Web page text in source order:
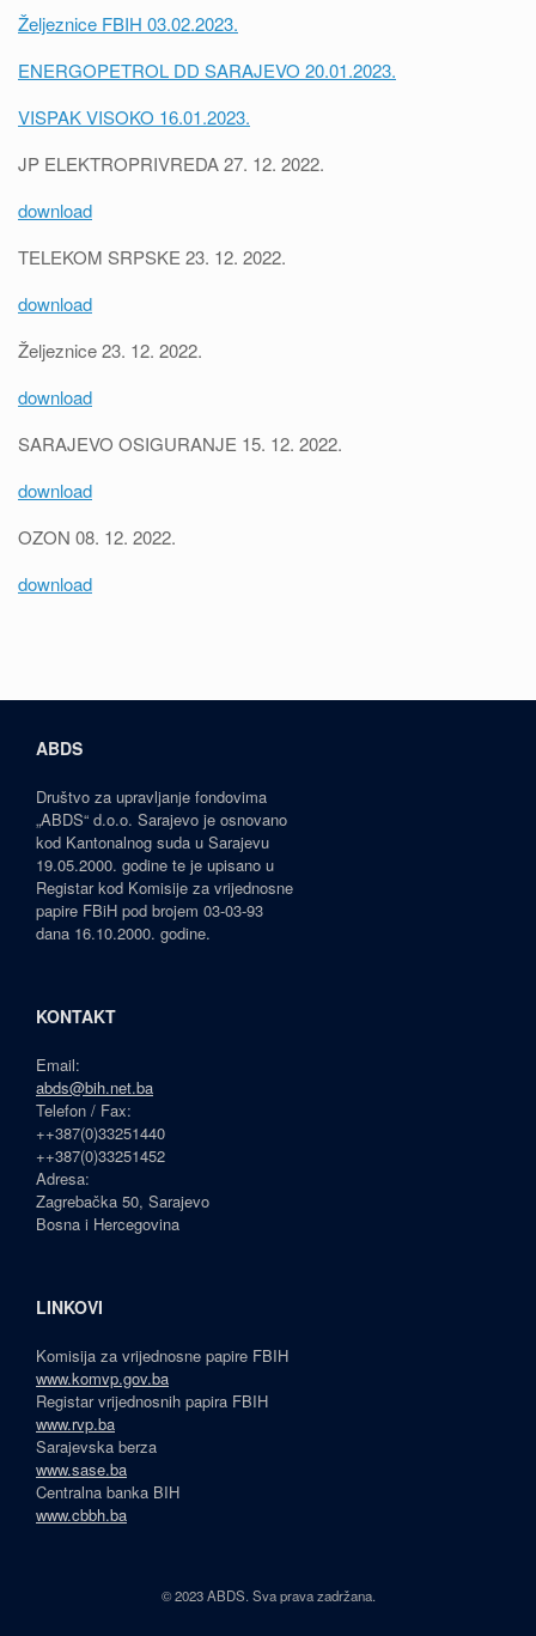
Željeznice FBIH 03.02.2023.
ENERGOPETROL DD SARAJEVO 20.01.2023.
VISPAK VISOKO 16.01.2023.
JP ELEKTROPRIVREDA 27. 12. 2022.
download
TELEKOM SRPSKE 23. 12. 2022.
download
Željeznice 23. 12. 2022.
download
SARAJEVO OSIGURANJE 15. 12. 2022.
download
OZON 08. 12. 2022.
download
ABDS
Društvo za upravljanje fondovima
„ABDS“ d.o.o. Sarajevo je osnovano
kod Kantonalnog suda u Sarajevu
19.05.2000. godine te je upisano u
Registar kod Komisije za vrijednosne
papire FBiH pod brojem 03-03-93
dana 16.10.2000. godine.
KONTAKT
Email:
abds@bih.net.ba
Telefon / Fax:
++387(0)33251440
++387(0)33251452
Adresa:
Zagrebačka 50, Sarajevo
Bosna i Hercegovina
LINKOVI
Komisija za vrijednosne papire FBIH
www.komvp.gov.ba
Registar vrijednosnih papira FBIH
www.rvp.ba
Sarajevska berza
www.sase.ba
Centralna banka BIH
www.cbbh.ba
© 2023 ABDS. Sva prava zadržana.